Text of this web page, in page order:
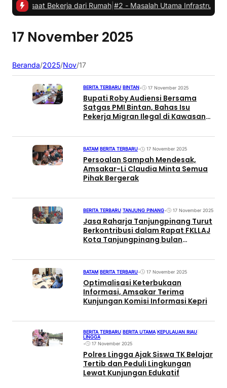
Bekerja dari Rumah| #2 -Masalah Utama Infrastruktur
17 November 2025
Beranda/2025/Nov/17
BERITA TERBARU BINTAN• 17 November 2025
Bupati Roby Audiensi Bersama
Satgas PMI Bintan, Bahas Isu
Pekerja Migran Ilegal di Kawasan
BATAM BERITA TERBARU• 17 November 2025
Persoalan Sampah Mendesak,
Amsakar-Li Claudia Minta Semua
Pihak Bergerak
BERITA TERBARU TANJUNG PINANG• 17 November 2025
Jasa Raharja Tanjungpinang Turut
Berkontribusi dalam Rapat FKLLAJ
Kota Tanjungpinang bulan
BATAM BERITA TERBARU• 17 November 2025
Optimalisasi Keterbukaan
Informasi, Amsakar Terima
Kunjungan Komisi Informasi Kepri
BERITA TERBARU BERITA UTAMA KEPULAUAN RIAU
LINGGA
•
17 November 2025
Polres Lingga Ajak Siswa TK Belajar
Tertib dan Peduli Lingkungan
Lewat Kunjungan Edukatif